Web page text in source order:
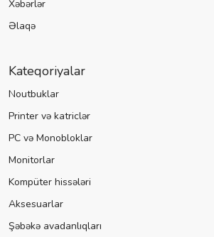
Xəbərlər
Əlaqə
Kateqoriyalar
Noutbuklar
Printer və katriclər
PC və Monobloklar
Monitorlar
Kompüter hissələri
Aksesuarlar
Şəbəkə avadanlıqları